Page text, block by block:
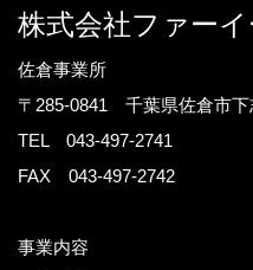
株式会社ファー
​佐倉事業所
〒285-0841 千葉県佐倉市下
TEL 043-497-2741
FAX 043-497-2742
事業内容